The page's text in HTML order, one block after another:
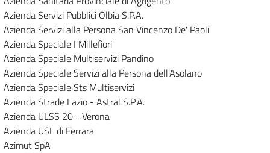
Azienda Servizi Pubblici Olbia S.P.A.
Azienda Servizi alla Persona San Vincenzo De' Paoli
Azienda Speciale I Millefiori
Azienda Speciale Multiservizi Pandino
Azienda Speciale Servizi alla Persona dell'Asolano
Azienda Speciale Sts Multiservizi
Azienda Strade Lazio - Astral S.P.A.
Azienda ULSS 20 - Verona
Azienda USL di Ferrara
Azimut SpA